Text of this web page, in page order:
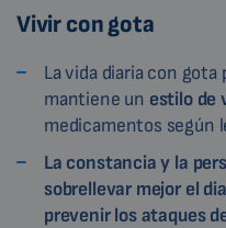
Vivir con gota
La vida diaria con
mantiene un estilo de
medicamentos según
La constancia y la
sobrellevar mejor el
prevenir los ataques